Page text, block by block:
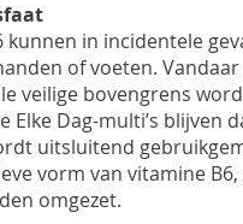
kunnen in incidentele
of voeten.
veilige bovengrens
Elke Dag-multi’s blijven
uitsluitend
vorm van vitamine
omgezet.